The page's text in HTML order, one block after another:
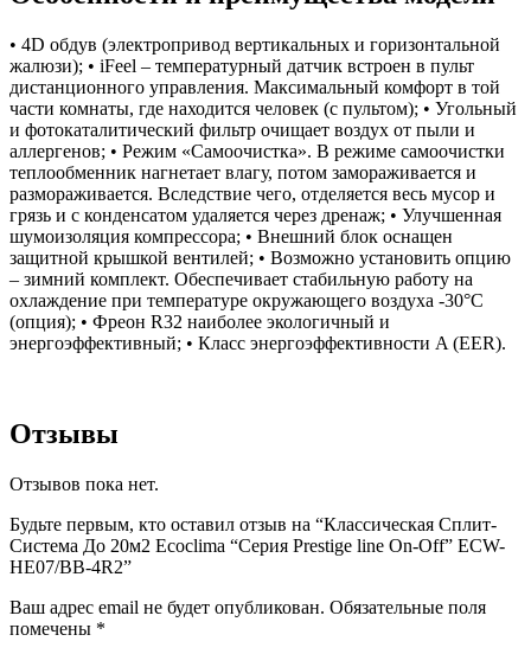
• 4D обдув (электропривод вертикальных и горизонтальной
жалюзи); • iFeel – температурный датчик встроен в пульт
дистанционного управления. Максимальный комфорт в той
части комнаты, где находится человек (c пультом); • Угольный
и фотокаталитический фильтр очищает воздух от пыли и
аллергенов; • Режим «Самоочистка». В режиме самоочистки
теплообменник нагнетает влагу, потом замораживается и
размораживается. Вследствие чего, отделяется весь мусор и
грязь и с конденсатом удаляется через дренаж; • Улучшенная
шумоизоляция компрессора; • Внешний блок оснащен
защитной крышкой вентилей; • Возможно установить опцию
– зимний комплект. Обеспечивает стабильную работу на
охлаждение при температуре окружающего воздуха -30°С
(опция); • Фреон R32 наиболее экологичный и
энергоэффективный; • Класс энергоэффективности A (EER).
Отзывы
Отзывов пока нет.
Будьте первым, кто оставил отзыв на “Классическая Сплит-
Система До 20м2 Ecoclima “Серия Prestige line On-Off” ECW-
HE07/BB-4R2”
Ваш адрес email не будет опубликован. Обязательные поля
помечены *